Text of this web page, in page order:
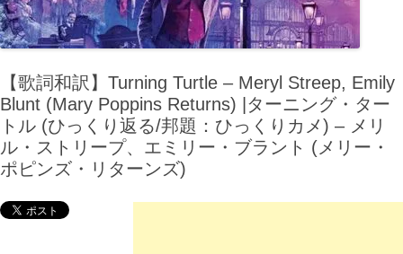
【歌詞和訳】Turning Turtle – Meryl Streep, Emily
Blunt (Mary Poppins Returns) |ターニング・ター
トル (ひっくり返る/邦題：ひっくりカメ) – メリ
ル・ストリープ、エミリー・ブラント (メリー・
ポピンズ・リターンズ)